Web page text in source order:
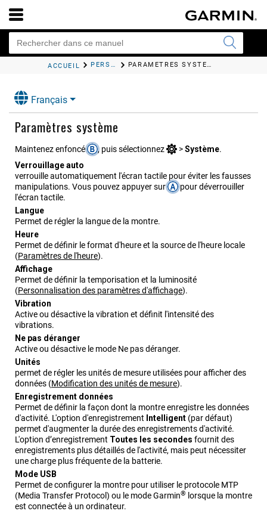
ACCUEIL PERSONNALISATION DE LA MONTRE PARAMÈTRES SYSTÈME
Français
Paramètres système
Maintenez enfoncé , puis sélectionnez >Système.
Verrouil​lage auto
verrouille automatiquement l'écran tactile pour éviter les fausses
manipulations. Vous pouvez appuyer sur
pour déverrouiller
l'écran tactile.
Langue
Permet de régler la langue de la montre.
Heure
Permet de définir le format d'heure et la source de l'heure locale
(Paramètres de l'heure).
Affichage
Permet de définir la temporisation et la luminosité
(Personnalisation des paramètres d'affichage).
Vibration
Active ou désactive la vibration et définit l'intensité des
vibrations.
Ne pas déranger
Active ou désactive le mode Ne pas déranger.
Unités
permet de régler les unités de mesure utilisées pour afficher des
données (Modification des unités de mesure).
Enregistre​ment données
Permet de définir la façon dont la montre enregistre les données
d'activité. L'option d'enregistrement Intelligent (par défaut)
permet d'augmenter la durée des enregistrements d'activité.
L'option d’enregistrement Toutes les secondes fournit des
enregistrements plus détaillés de l'activité, mais peut nécessiter
une charge plus fréquente de la batterie.
Mode USB
Permet de configurer la montre pour utiliser le protocole MTP
(Media Transfer Protocol) ou le mode Garmin® lorsque la montre
est connectée à un ordinateur.